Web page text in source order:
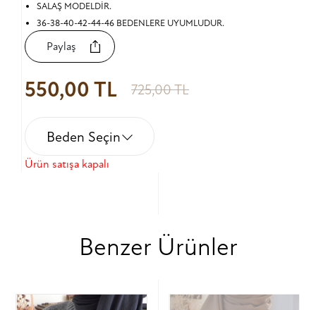
SALAŞ MODELDİR.
36-38-40-42-44-46 BEDENLERE UYUMLUDUR.
Paylaş
550,00 TL 725,00 TL
Beden Seçin
Ürün satışa kapalı
Benzer Ürünler